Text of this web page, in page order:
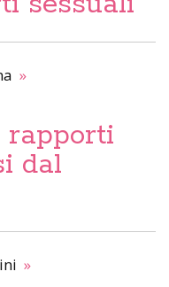
»
rapporti
dal
»